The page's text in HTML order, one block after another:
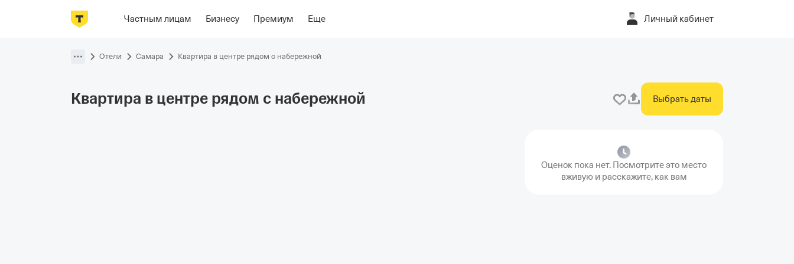
Частным лицам Бизнесу Премиум Еще Личный кабинет
Фотографии НомераОриентирыОб отеле
Отели Самара Квартира в центре рядом с набережной
Квартира в центре рядом с набережной Выбрать даты
Оценок пока нет. Посмотрите это место
вживую и расскажите, как вам